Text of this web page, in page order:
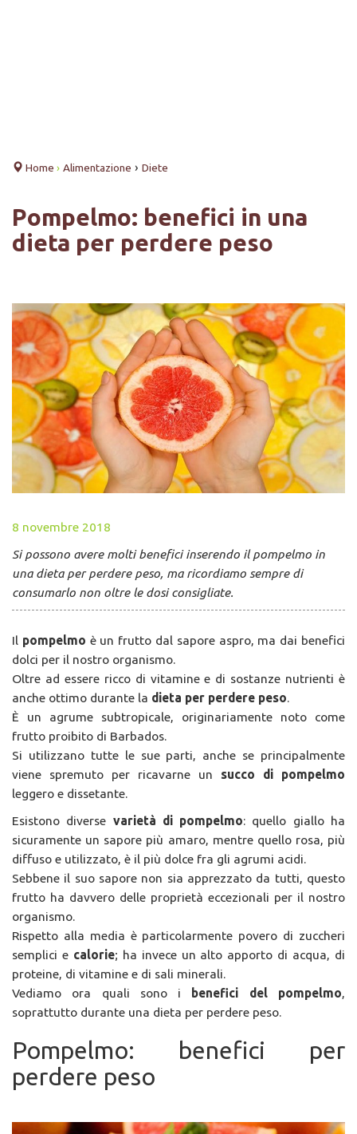
Home › Alimentazione › Diete
Pompelmo: benefici in una
dieta per perdere peso
8 novembre 2018
Si possono avere molti benefici inserendo il pompelmo in
una dieta per perdere peso, ma ricordiamo sempre di
consumarlo non oltre le dosi consigliate.
Il pompelmo è un frutto dal sapore aspro, ma dai benefici
dolci per il nostro organismo.
Oltre ad essere ricco di vitamine e di sostanze nutrienti è
anche ottimo durante la dieta per perdere peso.
È un agrume subtropicale, originariamente noto come
frutto proibito di Barbados.
Si utilizzano tutte le sue parti, anche se principalmente
viene spremuto per ricavarne un succo di pompelmo
leggero e dissetante.
Esistono diverse varietà di pompelmo: quello giallo ha
sicuramente un sapore più amaro, mentre quello rosa, più
diffuso e utilizzato, è il più dolce fra gli agrumi acidi.
Sebbene il suo sapore non sia apprezzato da tutti, questo
frutto ha davvero delle proprietà eccezionali per il nostro
organismo.
Rispetto alla media è particolarmente povero di zuccheri
semplici e calorie; ha invece un alto apporto di acqua, di
proteine, di vitamine e di sali minerali.
Vediamo ora quali sono i benefici del pompelmo,
soprattutto durante una dieta per perdere peso.
Pompelmo: benefici per
perdere peso